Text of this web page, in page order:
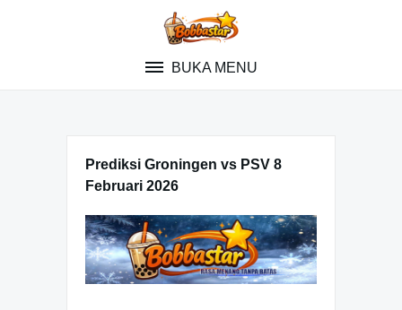
BUKA MENU
Prediksi Groningen vs PSV 8
Februari 2026